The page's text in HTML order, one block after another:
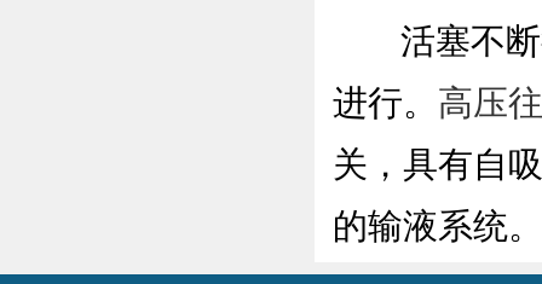
活塞不断
进行。 高压
关，具有自
的输液系统。